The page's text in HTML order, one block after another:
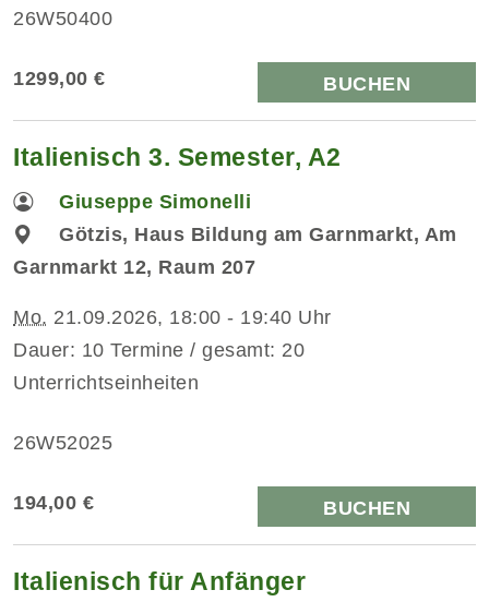
26W50400
1299,00 € BUCHEN
Italienisch 3. Semester, A2
Giuseppe Simonelli
Götzis, Haus Bildung am Garnmarkt, Am
Garnmarkt 12, Raum 207
Mo. 21.09.2026, 18:00 - 19:40 Uhr
Dauer: 10 Termine / gesamt: 20
Unterrichtseinheiten
26W52025
194,00 € BUCHEN
Italienisch für Anfänger